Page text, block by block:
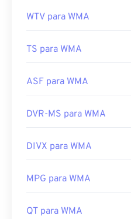
WTV para WMA
TS para WMA
ASF para WMA
DVR-MS para WMA
DIVX para WMA
MPG para WMA
QT para WMA